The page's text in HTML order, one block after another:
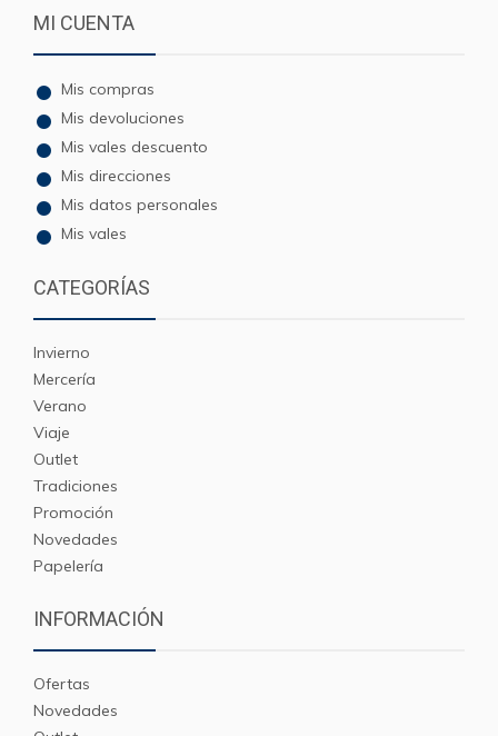
MI CUENTA
Mis compras
Mis devoluciones
Mis vales descuento
Mis direcciones
Mis datos personales
Mis vales
CATEGORÍAS
Invierno
Mercería
Verano
Viaje
Outlet
Tradiciones
Promoción
Novedades
Papelería
INFORMACIÓN
Ofertas
Novedades